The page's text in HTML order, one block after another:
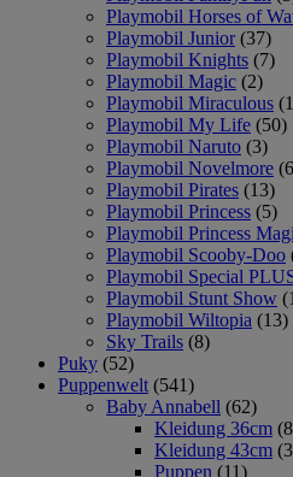
Playmobil Horses of
Playmobil Junior (37)
Playmobil Knights (7)
Playmobil Magic (2)
Playmobil Miraculous
Playmobil My Life (50)
Playmobil Naruto (3)
Playmobil Novelmore
Playmobil Pirates (13)
Playmobil Princess (5)
Playmobil Princess
Playmobil Scooby-Doo
Playmobil Special
Playmobil Stunt Show
Playmobil Wiltopia (13)
Sky Trails (8)
Puky (52)
Puppenwelt (541)
Baby Annabell (62)
Kleidung 36cm
Kleidung 43cm
Puppen (11)